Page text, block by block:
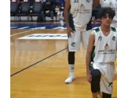
Spor
EĞİTİM